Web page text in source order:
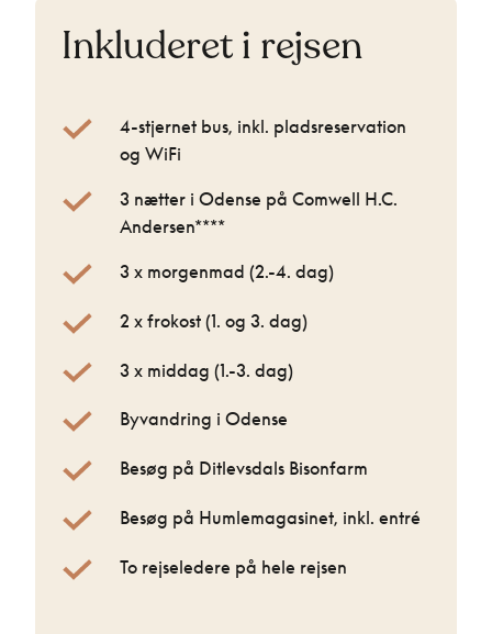
Inkluderet i rejsen
4-stjernet bus, inkl. pladsreservation
og WiFi
3 nætter i Odense på Comwell H.C.
Andersen****
3 x morgenmad (2.-4. dag)
2 x frokost (1. og 3. dag)
3 x middag (1.-3. dag)
Byvandring i Odense
Besøg på Ditlevsdals Bisonfarm
Besøg på Humlemagasinet, inkl. entré
To rejseledere på hele rejsen